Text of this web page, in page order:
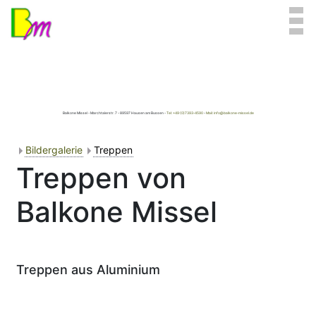
Balkone Missel - Marchtalerstr. 7 - 89597 Hausen am Bussen -Tel: +49 (0)7393-4590-Mail: info@balkone-missel.de
Bildergalerie Treppen
Treppen von
Balkone Missel
Treppen aus Aluminium